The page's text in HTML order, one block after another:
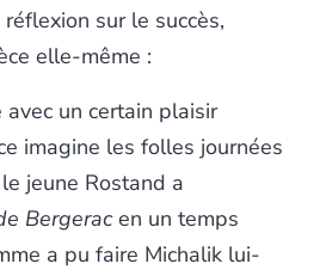
sur le succès,
elle-même :
avec un certain plaisir
imagine les folles journées
jeune Rostand a
Bergeracen un temps
a pu faire Michalik lui-